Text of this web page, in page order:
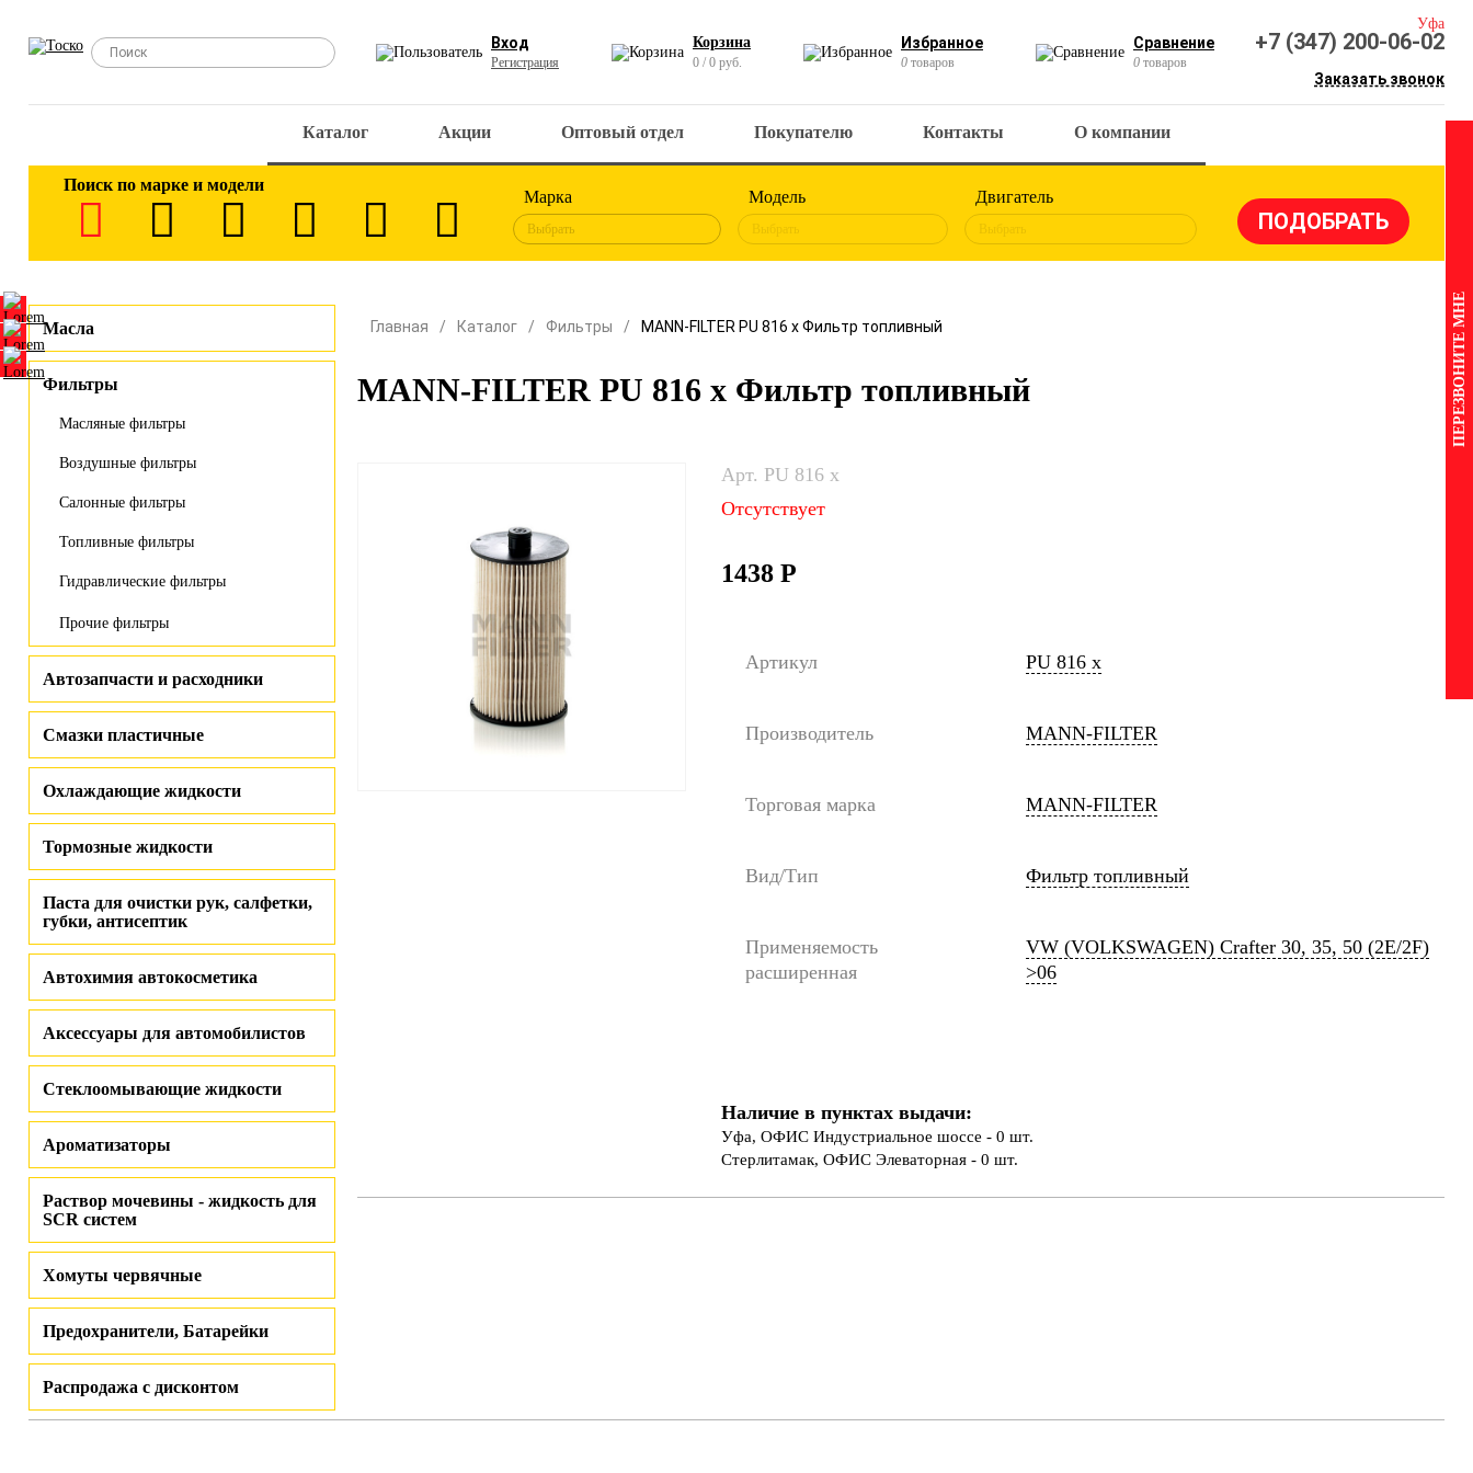
Вход
Регистрация
Корзина
0 / 0 руб.
Избранное
0 товаров
Сравнение
0 товаров
Уфа
+7 (347) 200-06-02
Заказать звонок
Каталог Акции Оптовый отдел Покупателю Контакты О компании
Поиск по марке и модели
Марка
Выбрать
Модель
Выбрать
Двигатель
Выбрать
Масла
Фильтры
Масляные фильтры
Воздушные фильтры
Салонные фильтры
Топливные фильтры
Гидравлические фильтры
Прочие фильтры
Автозапчасти и расходники
Смазки пластичные
Охлаждающие жидкости
Тормозные жидкости
Паста для очистки рук, салфетки,
губки, антисептик
Автохимия автокосметика
Аксессуары для автомобилистов
Стеклоомывающие жидкости
Ароматизаторы
Раствор мочевины - жидкость для
SCR систем
Хомуты червячные
Предохранители, Батарейки
Распродажа с дисконтом
Главная Каталог Фильтры MANN-FILTER PU 816 x Фильтр топливный
MANN-FILTER PU 816 x Фильтр топливный
Арт. PU 816 x
Отсутствует
1438 Р
Артикул PU 816 x
Производитель MANN-FILTER
Торговая марка MANN-FILTER
Вид/Тип Фильтр топливный
Применяемость
расширенная
VW (VOLKSWAGEN) Crafter 30, 35, 50 (2E/2F)
>06
Наличие в пунктах выдачи:
Уфа, ОФИС Индустриальное шоссе - 0 шт.
Стерлитамак, ОФИС Элеваторная - 0 шт.
ПЕРЕЗВОНИТЕ МНЕ